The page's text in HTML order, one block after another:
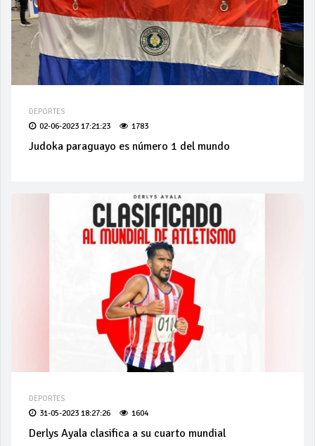
DEPORTES
02-06-2023 17:21:23 1783
Judoka paraguayo es número 1 del mundo
DEPORTES
31-05-2023 18:27:26 1604
Derlys Ayala clasifica a su cuarto mundial